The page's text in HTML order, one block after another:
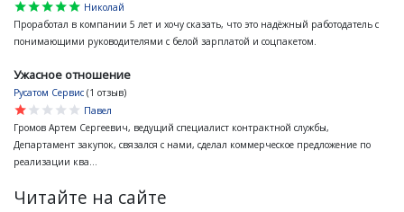
star
star
star
star
star
Николай
Проработал в компании 5 лет и хочу сказать, что это надёжный работодатель с
понимающими руководителями с белой зарплатой и соцпакетом.
Ужасное отношение
Русатом Сервис (1 отзыв)
star
star
star
star
star
Павел
Громов Артем Сергеевич, ведущий специалист контрактной службы,
Департамент закупок, связался с нами, сделал коммерческое предложение по
реализации ква...
Читайте на сайте